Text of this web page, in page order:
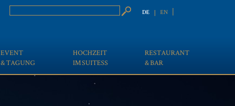
DE EN
EVENT
& TAGUNG
HOCHZEIT
IM SUITESS
RESTAURANT
& BAR